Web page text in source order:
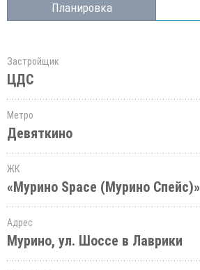
Планировка
Застройщик
ЦДС
Метро
Девяткино
ЖК
«Мурино Space (Мурино Спейс)»
Адрес
Мурино, ул. Шоссе в Лаврики